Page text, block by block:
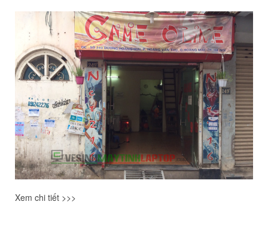
Xem chi tiết >>>